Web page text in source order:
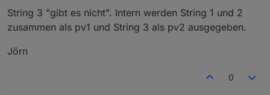
String 3 "gibt es nicht". Intern werden String 1 und 2
zusammen als pv1 und String 3 als pv2 ausgegeben.
Jörn
0